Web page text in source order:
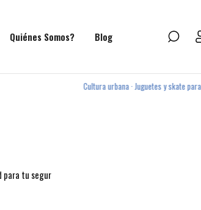
Quiénes Somos? Blog
Cultura urbana · Juguetes y skate para todas
para tu segur